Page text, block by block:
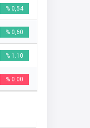
% 0,54
% 0,60
% 1.10
% 0.00